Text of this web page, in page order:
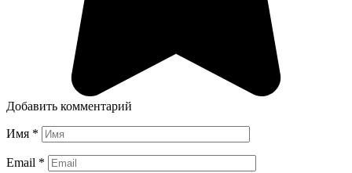
Добавить комментарий
Имя *
Email *